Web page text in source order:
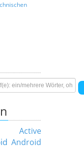
Active
Android